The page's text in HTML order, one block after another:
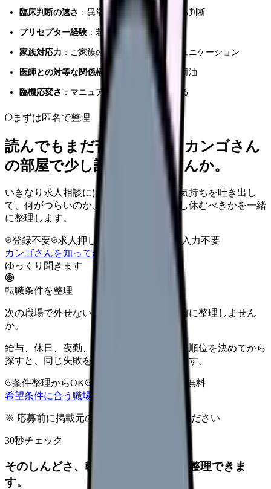
臨床判断の速さ ：異常の早期発見と根拠ある判断
プリセプター経験 ：若手教育を任せられる
家族対応力 ：ご家族の不安を和らげるコミュニケーション
医師との対等な関係構築 ：チーム医療の潤滑油
臨機応変さ ：マニュアル外の状況でも動ける
まずは匿名で整理
読んでもまだ苦しいなら、カンゴさん
の部屋で少し話してみませんか。
いきなり求人相談には進みません。今の気持ちを吐き出し
て、何がつらいのか、辞めるべきか、少し休むべきかを一緒
に整理します。
登録不要 求人押し売りなし
病院名は入力不要
カンゴさんを知ってから相談する
ゆっくり聞きます
転職条件を整理
次の職場で外せない条件を、求人を見る前に整理しません
か。
給与、休日、夜勤、通勤、人間関係。優先順位を決めてから
探すと、同じ失敗を繰り返しにくくなります。
条件整理からOK
完全無料
希望条件に合う職場を相談する
※ 応募前に掲載元の最新情報を確認してください
30秒チェック
そのしんどさ、転職すべきサインか整理できま
す。